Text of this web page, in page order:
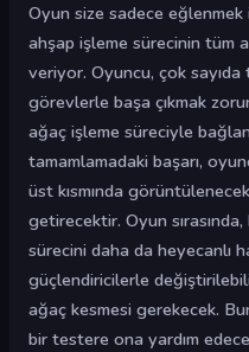
Oyun size sadece eğlenmek
ahşap işleme sürecinin tüm
veriyor. Oyuncu, çok
görevlerle başa çıkmak
ağaç işleme süreciyle
tamamlamadaki başarı,
üst kısmında
getirecektir. Oyun
sürecini daha da heyecanlı
güçlendiricilerle
ağaç kesmesi gerekecek.
bir testere ona yardım